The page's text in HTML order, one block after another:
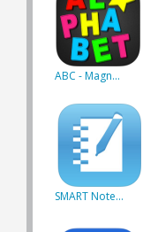
ABC - Magn...
SMART Note...